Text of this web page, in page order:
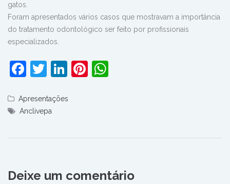
gatos.
Foram apresentados vários casos que mostravam a importância
do tratamento odontológico ser feito por profissionais
especializados.
Facebook
Twitter
LinkedIn
Pinterest
Apresentações
Anclivepa
Deixe um comentário